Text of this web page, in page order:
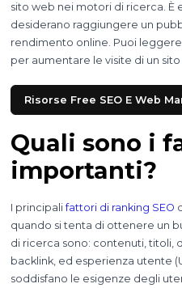
sito web nei motori di ricerca. È
desiderano raggiungere un
rendimento online. Puoi
per aumentare le visite di un
Risorse Free SEO E Web
Quali sono i
importanti?
I principalifattori di ranking SEO
quando si tenta di ottenere un
di ricerca sono: contenuti, titoli,
backlink, ed esperienza utente
soddisfano le esigenze degli